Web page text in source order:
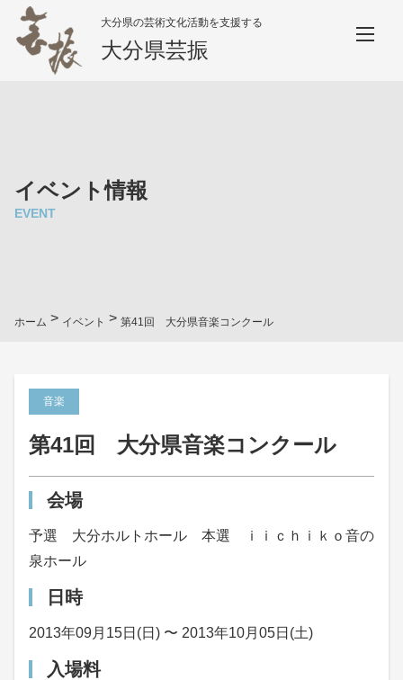
大分県の芸術文化活動を支援する
大分県芸振
イベント情報
EVENT
ホーム > イベント > 第41回 大分県音楽コンクール
音楽
第41回 大分県音楽コンクール
会場
予選 大分ホルトホール 本選 ｉｉｃｈｉｋｏ音の
泉ホール
日時
2013年09月15日(日) 〜 2013年10月05日(土)
入場料